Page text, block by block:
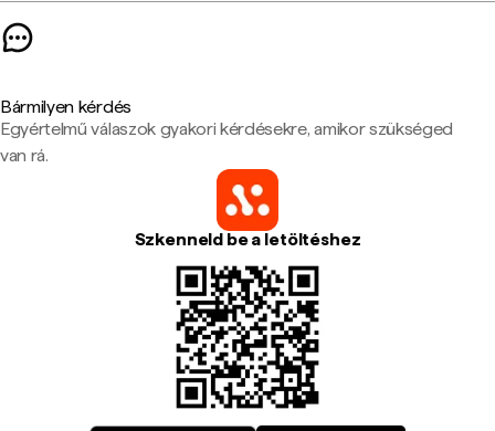
Bármilyen kérdés
Egyértelmű válaszok gyakori kérdésekre, amikor szükséged
van rá.
Szkenneld be a letöltéshez